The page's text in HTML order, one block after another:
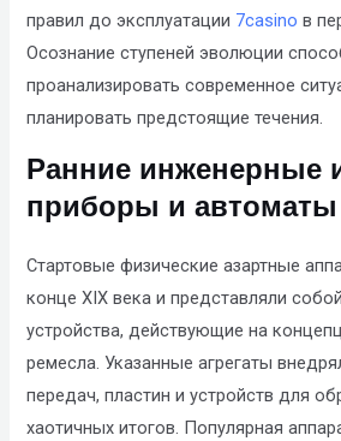
правил до эксплуатации 7casino в
Осознание ступеней эволюции
проанализировать современное
планировать предстоящие течения.
Ранние инженерные
приборы и автоматы
Стартовые физические азартные
конце XIX века и представляли
устройства, действующие на
ремесла. Указанные агрегаты
передач, пластин и устройств для
хаотичных итогов. Популярная
form
this
website.
uses
ADA
Compliance
Check
plugin